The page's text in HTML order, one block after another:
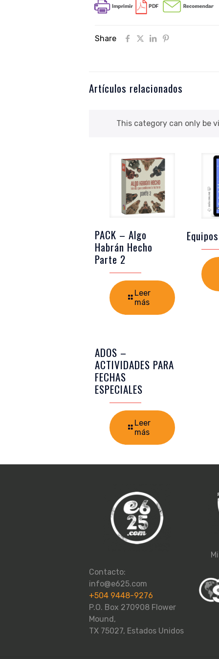
Share
Artículos relacionados
This category can only be
PACK – Algo
Habrán Hecho
Parte 2
Leer
más
ADOS –
ACTIVIDADES PARA
FECHAS
ESPECIALES
Leer
más
Contacto:
info@e625.com
+504 9448-9276
P.O. Box 270908 Flower
Mound,
TX 75027, Estados Unidos